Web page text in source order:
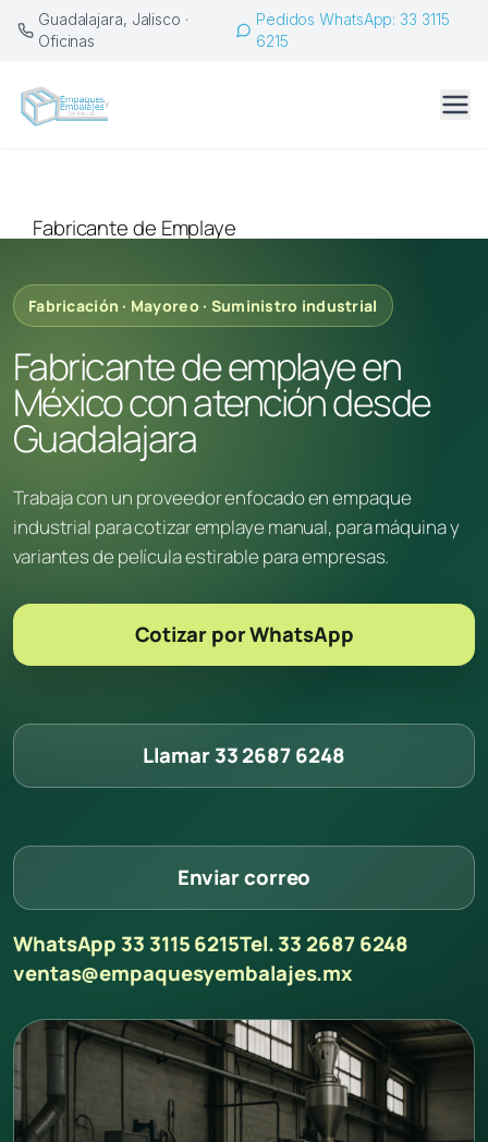
SaltarGuadalajara, Jalisco ·
Oficinas
Pedidos WhatsApp: 33 3115
6215
Fabricante de Emplaye
Fabricación · Mayoreo · Suministro industrial
Fabricante de emplaye en
México con atención desde
Guadalajara
Trabaja con un proveedor enfocado en empaque
industrial para cotizar emplaye manual, para máquina y
variantes de película estirable para empresas.
Cotizar por WhatsApp
Llamar 33 2687 6248
Enviar correo
WhatsApp 33 3115 6215Tel. 33 2687 6248
ventas@empaquesyembalajes.mx